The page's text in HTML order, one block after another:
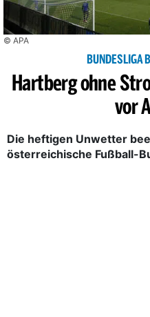
© APA
BUNDESLIGA
Hartberg ohne
vor
Die heftigen Unwetter
österreichische Fußball-